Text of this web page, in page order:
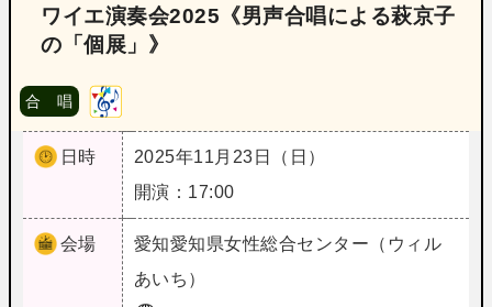
ワイエ演奏会2025《男声合唱による萩京子
の「個展」》
合 唱
日時
2025年11月23日（日）
開演：17:00
会場 愛知愛知県女性総合センター（ウィル
あいち）